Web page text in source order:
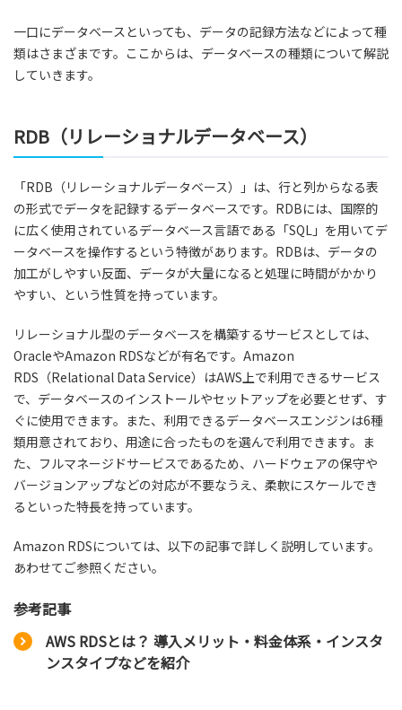
一口にデータベースといっても、データの記録方法などによって種
類はさまざまです。ここからは、データベースの種類について解説
していきます。
RDB（リレーショナルデータベース）
「RDB（リレーショナルデータベース）」は、行と列からなる表
の形式でデータを記録するデータベースです。RDBには、国際的
に広く使用されているデータベース言語である「SQL」を用いてデ
ータベースを操作するという特徴があります。RDBは、データの
加工がしやすい反面、データが大量になると処理に時間がかかり
やすい、という性質を持っています。
リレーショナル型のデータベースを構築するサービスとしては、
OracleやAmazon RDSなどが有名です。Amazon
RDS（Relational Data Service）はAWS上で利用できるサービス
で、データベースのインストールやセットアップを必要とせず、す
ぐに使用できます。また、利用できるデータベースエンジンは6種
類用意されており、用途に合ったものを選んで利用できます。ま
た、フルマネージドサービスであるため、ハードウェアの保守や
バージョンアップなどの対応が不要なうえ、柔軟にスケールでき
るといった特長を持っています。
Amazon RDSについては、以下の記事で詳しく説明しています。
あわせてご参照ください。
参考記事
AWS RDSとは？ 導入メリット・料金体系・インスタ
ンスタイプなどを紹介